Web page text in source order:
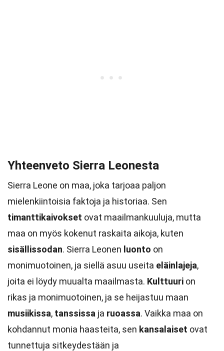
Yhteenveto Sierra Leonesta
Sierra Leone on maa, joka tarjoaa paljon
mielenkiintoisia faktoja ja historiaa. Sen
timanttikaivokset ovat maailmankuuluja, mutta
maa on myös kokenut raskaita aikoja, kuten
sisällissodan. Sierra Leonen luonto on
monimuotoinen, ja siellä asuu useita eläinlajeja,
joita ei löydy muualta maailmasta. Kulttuuri on
rikas ja monimuotoinen, ja se heijastuu maan
musiikissa, tanssissa ja ruoassa. Vaikka maa on
kohdannut monia haasteita, sen kansalaiset ovat
tunnettuja sitkeydestään ja